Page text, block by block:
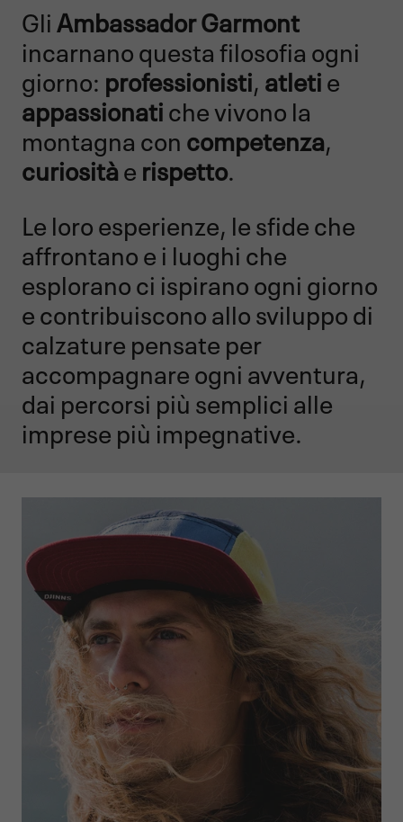
GliAmbassador Garmont
incarnano questa filosofia ogni
giorno: professionisti,atletie
appassionatiche vivono la
montagna concompetenza,
curiositàerispetto.
Le loro esperienze, le sfide che
affrontano e i luoghi che
esplorano ci ispirano ogni giorno
e contribuiscono allo sviluppo di
calzature pensate per
accompagnare ogni avventura,
dai percorsi più semplici alle
imprese più impegnative.